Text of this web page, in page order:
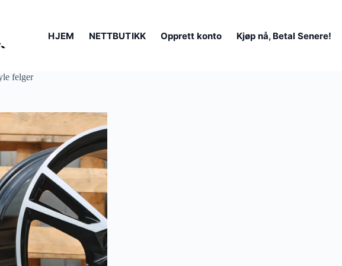
HJEM NETTBUTIKK Opprett konto Kjøp nå, Betal Senere!
felger